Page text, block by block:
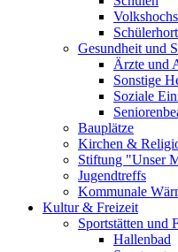
Gesundheit und
Ärzte und
Sonstige
Soziale
Bauplätze
Kirchen &
Stiftung "Unser
Jugendtreffs
Kommunale
Kultur & Freizeit
Sportstätten und
Hallenbad